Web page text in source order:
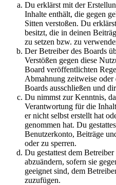
Du erklärst mit der
Inhalte enthält, die gegen
Sitten verstoßen. Du
besitzt, die in deinen
zu setzen bzw. zu
Der Betreiber des Boards
Verstößen gegen diese
Board veröffentlichten
Abmahnung zeitweise
Boards ausschließen und
Du nimmst zur Kenntnis,
Verantwortung für die
er nicht selbst erstellt hat
genommen hat. Du
Benutzerkonto, Beiträge
oder zu sperren.
Du gestattest dem
abzuändern, sofern sie
geeignet sind, dem
zuzufügen.